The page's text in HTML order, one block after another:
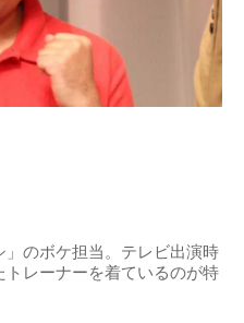
のボケ担当。テレビ出演時
レーナーを着ているのが特